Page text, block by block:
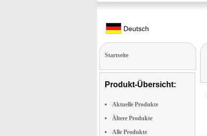
Deutsch
Startseite
Produkt-Übersicht:
Aktuelle Produkte
Ältere Produkte
Alle Produkte